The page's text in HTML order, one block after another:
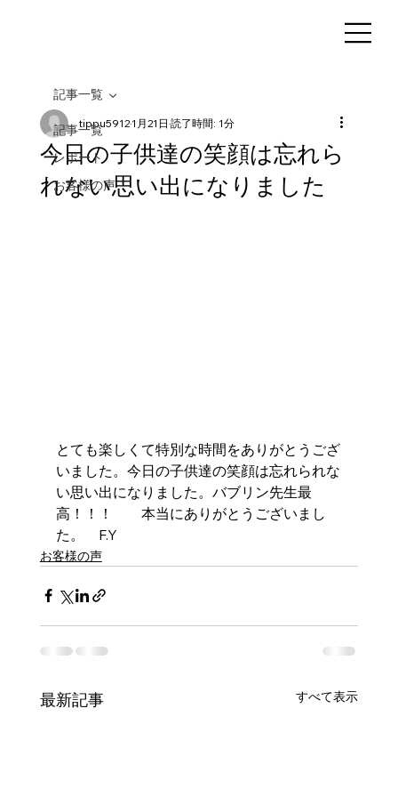
記事一覧
レポート
お客様の声
記事一覧
今日の子供達の笑顔は忘れら
れない思い出になりました
tippu59121月21日 読了時間: 1分
とても楽しくて特別な時間をありがとうござ
いました。今日の子供達の笑顔は忘れられな
い思い出になりました。バブリン先生最
高！！！　　本当にありがとうございまし
た。　F.Y
お客様の声
最新記事 すべて表示